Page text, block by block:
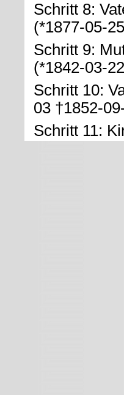
Schritt 8:
(*1877-05-
Schritt 9:
(*1842-03-
Schritt 10:
03 †1852-
Schritt 11: